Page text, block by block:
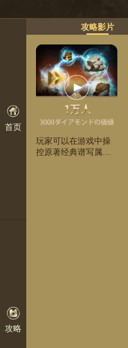
首页
攻略
攻略影片
玩家可以在游戏中操
控原著经典谱写属于